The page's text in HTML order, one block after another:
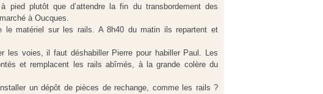
pied plutôt que d’attendre la fin du transbordement des
à Oucques.
le matériel sur les rails. A 8h40 du matin ils repartent et
les voies, il faut déshabiller Pierre pour habiller Paul. Les
et remplacent les rails abîmés, à la grande colère du
un dépôt de pièces de rechange, comme les rails ?